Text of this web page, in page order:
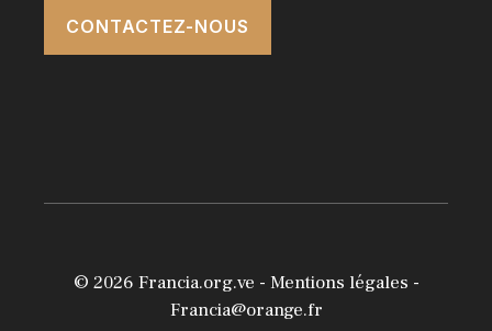
CONTACTEZ-NOUS
© 2026 Francia.org.ve - Mentions légales -
Francia@orange.fr